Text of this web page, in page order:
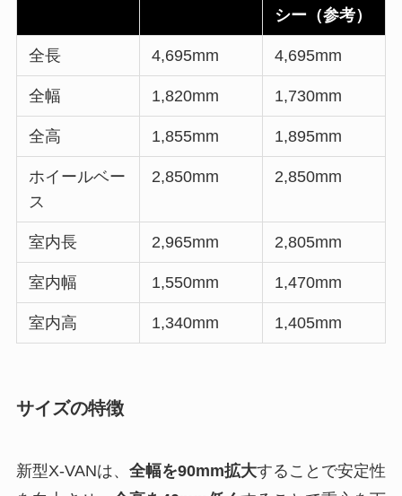
シー（参考）
全長 4,695mm 4,695mm
全幅 1,820mm 1,730mm
全高 1,855mm 1,895mm
ホイールベー
ス
2,850mm 2,850mm
室内長 2,965mm 2,805mm
室内幅 1,550mm 1,470mm
室内高 1,340mm 1,405mm
サイズの特徴
新型X-VANは、 全幅を90mm拡大することで安定性